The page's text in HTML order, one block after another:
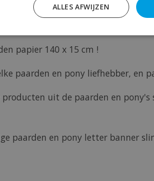
papier 140 x 15 cm !
paarden en pony liefhebber, en
uit de paarden en pony's
paarden en pony letter banner
ALLES AFWIJZEN